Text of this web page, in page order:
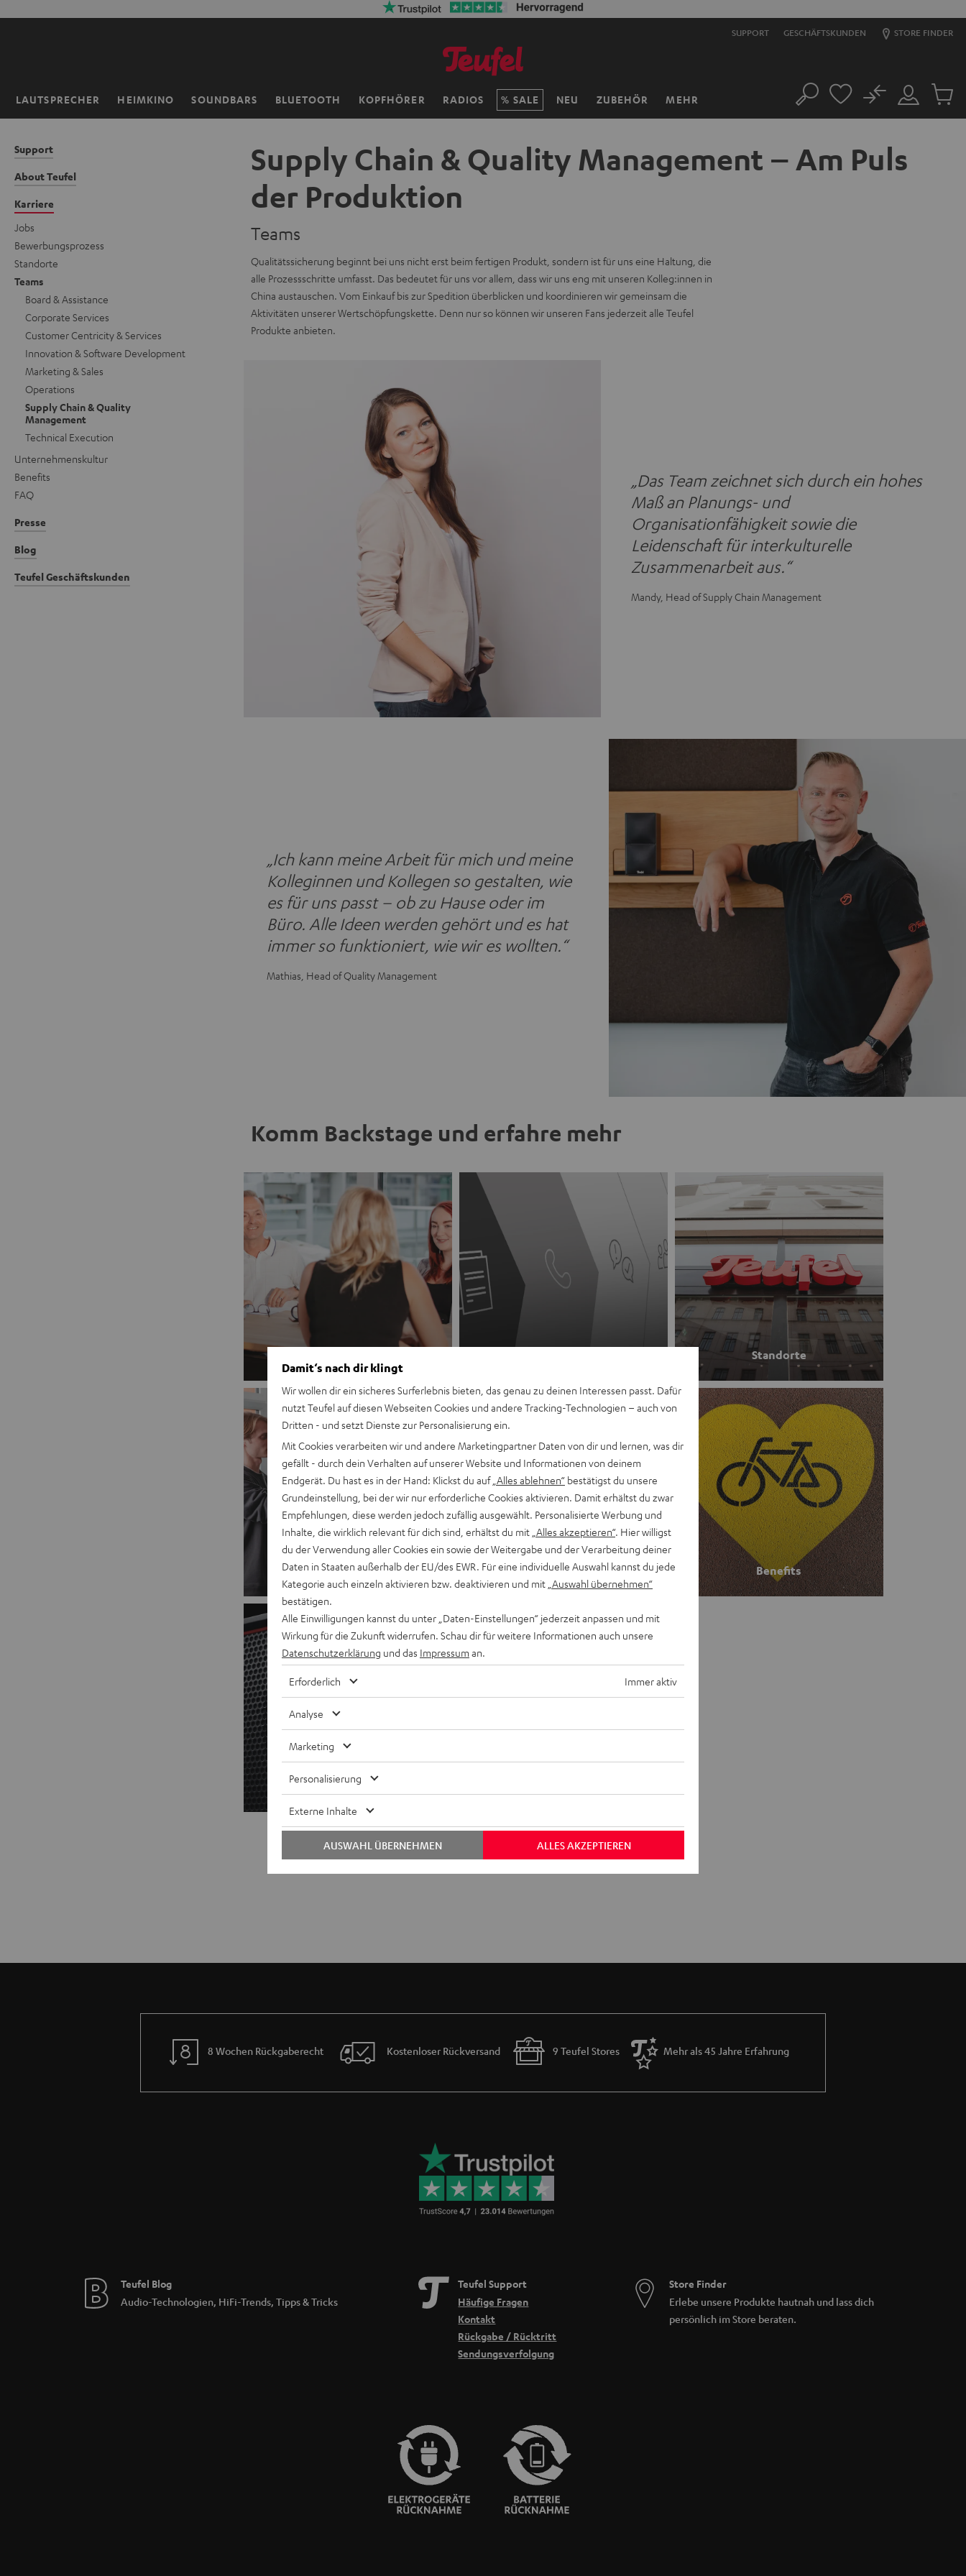
SUPPORT GESCHÄFTSKUNDEN STORE FINDER
LAUTSPRECHER HEIMKINO SOUNDBARS BLUETOOTH KOPFHÖRER RADIOS SALE NEU ZUBEHÖR MEHR
Startseite Suche
Mein
Konto
No
Artikel
Support
About Teufel
Karriere
Jobs
Bewerbungsprozess
Standorte
Teams
Board & Assistance
Corporate Services
Customer Centricity & Services
Innovation & Software Development
Marketing & Sales
Operations
Supply Chain & Quality
Management
Technical Execution
Unternehmenskultur
Benefits
FAQ
Presse
Blog
Teufel Geschäftskunden
Supply Chain & Quality Management – Am Puls
der Produktion
Teams
Qualitätssicherung beginnt bei uns nicht erst beim fertigen Produkt, sondern ist für uns eine Haltung, die
alle Prozessschritte umfasst. Das bedeutet für uns vor allem, dass wir uns eng mit unseren Kolleg:innen in
China austauschen. Vom Einkauf bis zur Spedition überblicken und koordinieren wir gemeinsam die
Aktivitäten unserer Wertschöpfungskette. Denn nur so können wir unseren Fans jederzeit alle Teufel
Produkte anbieten.
„Das Team zeichnet sich durch ein hohes
Maß an Planungs- und
Organisationfähigkeit sowie die
Leidenschaft für interkulturelle
Zusammenarbeit aus.“
Mandy, Head of Supply Chain Management
„Ich kann meine Arbeit für mich und meine
Kolleginnen und Kollegen so gestalten, wie
es für uns passt – ob zu Hause oder im
Büro. Alle Ideen werden gehört und es hat
immer so funktioniert, wie wir es wollten.“
Mathias, Head of Quality Management
Komm Backstage und erfahre mehr
Standorte
Teams Unternehmenskultur Benefits
FAQ
8 Wochen Rückgaberecht Kostenloser Rückversand 9 Teufel Stores Mehr als 45 Jahre Erfahrung
Teufel Blog
Audio-Technologien, HiFi-Trends, Tipps & Tricks
Teufel Support
Häufige Fragen
Kontakt
Rückgabe / Rücktritt
Sendungsverfolgung
Store Finder
Erlebe unsere Produkte hautnah und lass dich
persönlich im Store beraten.
Damit‘s nach dir klingt
Wir wollen dir ein sicheres Surferlebnis bieten, das genau zu deinen Interessen passt. Dafür
nutzt Teufel auf diesen Webseiten Cookies und andere Tracking-Technologien – auch von
Dritten - und setzt Dienste zur Personalisierung ein.
Mit Cookies verarbeiten wir und andere Marketingpartner Daten von dir und lernen, was dir
gefällt - durch dein Verhalten auf unserer Website und Informationen von deinem
Endgerät. Du hast es in der Hand: Klickst du auf „Alles ablehnen“ bestätigst du unsere
Grundeinstellung, bei der wir nur erforderliche Cookies aktivieren. Damit erhältst du zwar
Empfehlungen, diese werden jedoch zufällig ausgewählt. Personalisierte Werbung und
Inhalte, die wirklich relevant für dich sind, erhältst du mit „Alles akzeptieren“. Hier willigst
du der Verwendung aller Cookies ein sowie der Weitergabe und der Verarbeitung deiner
Daten in Staaten außerhalb der EU/des EWR. Für eine individuelle Auswahl kannst du jede
Kategorie auch einzeln aktivieren bzw. deaktivieren und mit „Auswahl übernehmen“
bestätigen.
Alle Einwilligungen kannst du unter „Daten-Einstellungen“ jederzeit anpassen und mit
Wirkung für die Zukunft widerrufen. Schau dir für weitere Informationen auch unsere
Datenschutzerklärung und das Impressum an.
Erforderlich Immer aktiv
Analyse
Marketing
Personalisierung
Externe Inhalte
ALLES AKZEPTIEREN
AUSWAHL ÜBERNEHMEN